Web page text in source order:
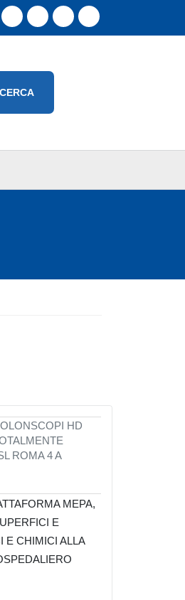
CERCA
HD
ROMA 4 A
MEPA,
E
E CHIMICI ALLA